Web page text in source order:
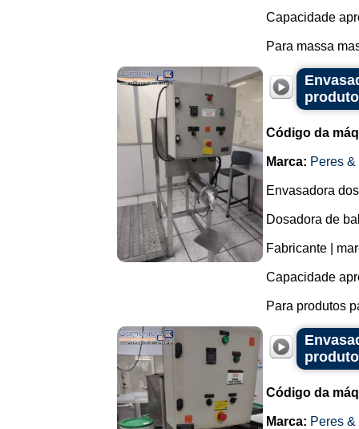
Capacidade
Para massa
Código da
Marca: Peres
Envasadora
Dosadora de
Fabricante |
Capacidade
Para produtos
Código da
Marca: Peres